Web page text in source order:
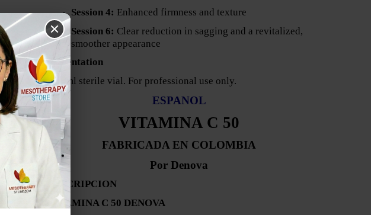
Session 4: Enhanced firmness and texture
Session 6: Clear reduction in sagging and a revitalized,
smoother appearance
Presentation
100 ml sterile vial. For professional use only.
ESPANOL
VITAMINA C 50
FABRICADA EN COLOMBIA
Por Denova
DESCRIPCION
VITAMINA C 50 DENOVA